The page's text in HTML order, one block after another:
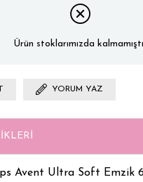
Ürün stoklarımızda
YORUM YAZ
Avent Ultra Soft Emzik